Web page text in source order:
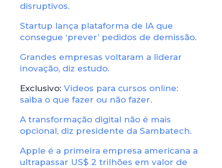
disruptivos.
Startup lança plataforma de IA que
consegue ‘prever’ pedidos de demissão.
Grandes empresas voltaram a liderar
inovação, diz estudo.
Exclusivo: Vídeos para cursos online:
saiba o que fazer ou não fazer.
A transformação digital não é mais
opcional, diz presidente da Sambatech.
Apple é a primeira empresa americana a
ultrapassar US$ 2 trilhões em valor de